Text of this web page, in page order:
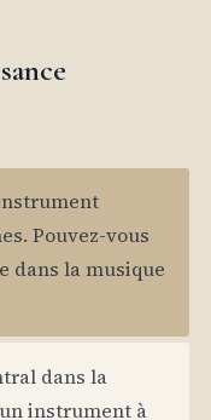
Pouvez-vous
dans la musique
dans la
instrument à